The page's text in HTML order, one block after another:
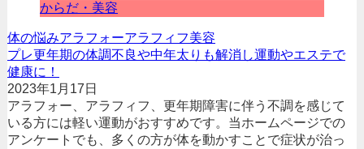
からだ・美容
体の悩みアラフォーアラフィフ美容
プレ更年期の体調不良や中年太りも解消し運動やエステで
健康に！
2023年1月17日
アラフォー、アラフィフ、更年期障害に伴う不調を感じて
いる方には軽い運動がおすすめです。当ホームページでの
アンケートでも、多くの方が体を動かすことで症状が治っ